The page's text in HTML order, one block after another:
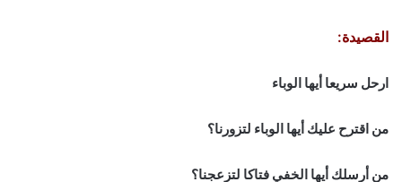
القصيدة:
ارحل سريعا أيها الوباء
من اقترح عليك أيها الوباء لتزورنا؟
من أرسلك أيها الخفي فتاكا لتزعجنا؟